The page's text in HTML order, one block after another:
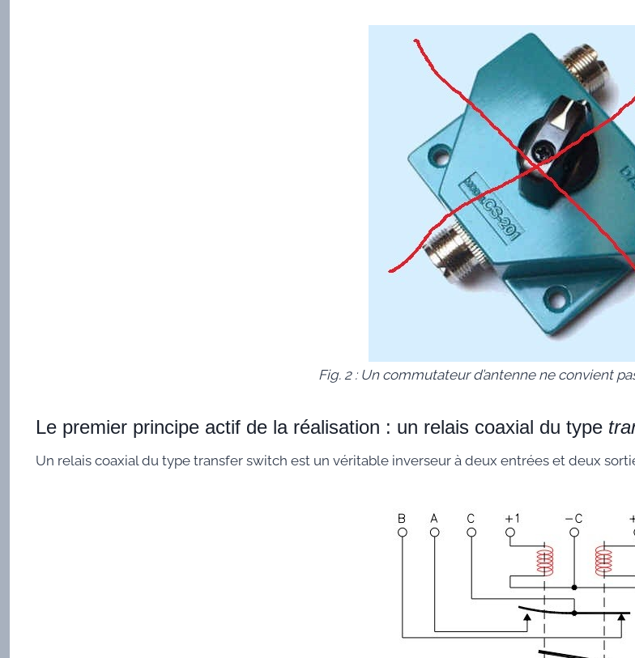
Fig. 2 : Un commutateur d’antenne ne convient
Le premier principe actif de la réalisation : un relais coaxial du type
Un relais coaxial du type transfer switch est un véritable inverseur à deux entrées et deux